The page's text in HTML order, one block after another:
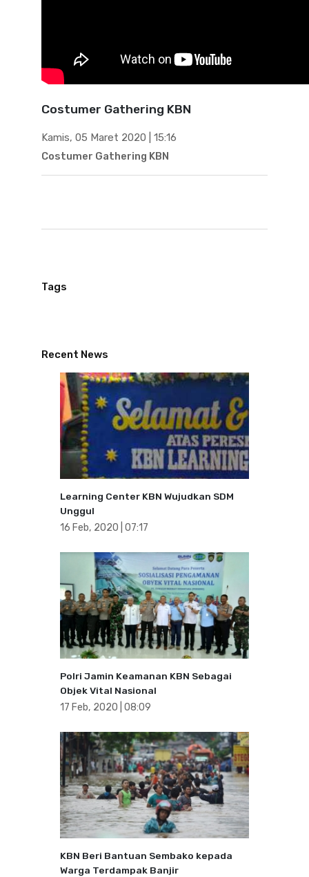
Costumer Gathering KBN
Kamis, 05 Maret 2020 | 15:16
Costumer Gathering KBN
Recent News
Learning Center KBN Wujudkan SDM
Unggul
16 Feb, 2020 | 07:17
Polri Jamin Keamanan KBN Sebagai
Objek Vital Nasional
17 Feb, 2020 | 08:09
KBN Beri Bantuan Sembako kepada
Warga Terdampak Banjir
Tags